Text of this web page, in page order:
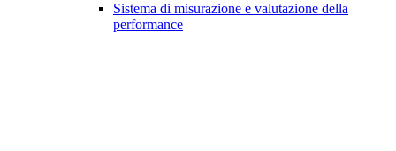
Sistema di misurazione e valutazione della
performance